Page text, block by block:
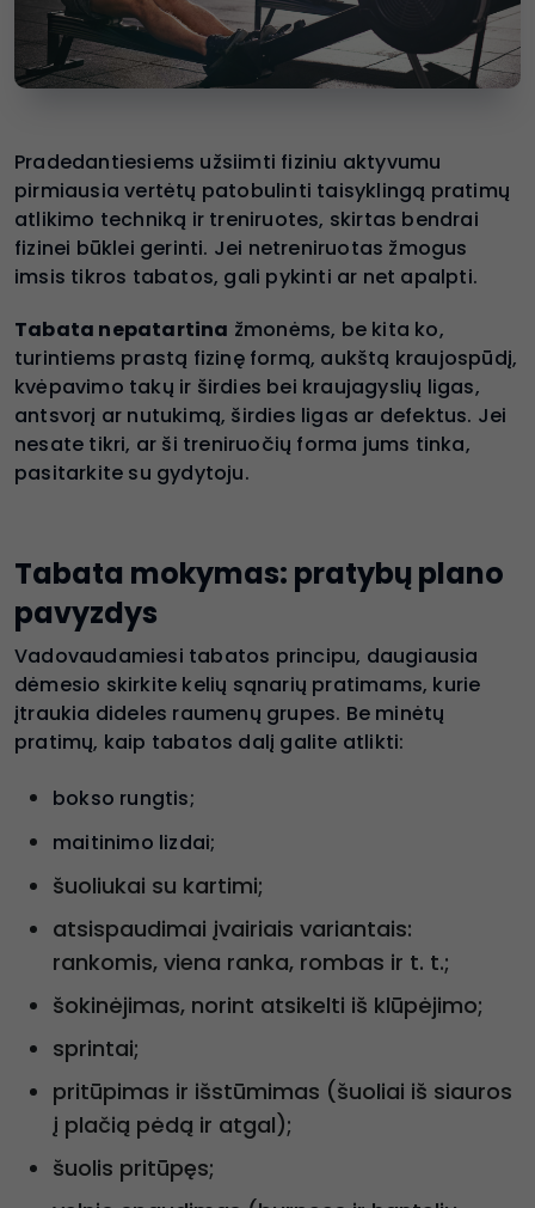
Pradedantiesiems užsiimti fiziniu aktyvumu
pirmiausia vertėtų patobulinti taisyklingą pratimų
atlikimo techniką ir treniruotes, skirtas bendrai
fizinei būklei gerinti. Jei netreniruotas žmogus
imsis tikros tabatos, gali pykinti ar net apalpti.
Tabata nepatartina žmonėms, be kita ko,
turintiems prastą fizinę formą, aukštą kraujospūdį,
kvėpavimo takų ir širdies bei kraujagyslių ligas,
antsvorį ar nutukimą, širdies ligas ar defektus. Jei
nesate tikri, ar ši treniruočių forma jums tinka,
pasitarkite su gydytoju.
Tabata mokymas: pratybų plano
pavyzdys
Vadovaudamiesi tabatos principu, daugiausia
dėmesio skirkite kelių sąnarių pratimams, kurie
įtraukia dideles raumenų grupes. Be minėtų
pratimų, kaip tabatos dalį galite atlikti:
bokso rungtis;
maitinimo lizdai;
šuoliukai su kartimi;
atsispaudimai įvairiais variantais:
rankomis, viena ranka, rombas ir t. t.;
šokinėjimas, norint atsikelti iš klūpėjimo;
sprintai;
pritūpimas ir išstūmimas (šuoliai iš siauros
į plačią pėdą ir atgal);
šuolis pritūpęs;